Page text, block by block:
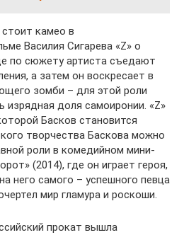
камео в
Василия Сигарева «Z» о
по сюжету артиста съедают
а затем он воскресает в
зомби – для этой роли
изрядная доля самоиронии. «Z»
Басков становится
творчества Баскова можно
роли в комедийном мини-
(2014), где он играет героя,
него самого – успешного певца
мир гламура и роскоши.
прокат вышла